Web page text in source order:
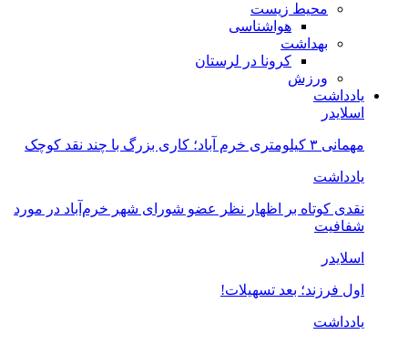
محیط زیست
هواشناسی
بهداشت
کرونا در لرستان
ورزش
یادداشت
اسلایدر
مهمانی ۳ کیلومتری خرم آباد؛ کاری بزرگ با چند نقد کوچک
یادداشت
نقدی کوتاه بر اظهار نظر عضو شورای شهر خرم‌آباد در مورد
شفافیت
اسلایدر
اول فرزند؛ بعد تسهیلات!
یادداشت